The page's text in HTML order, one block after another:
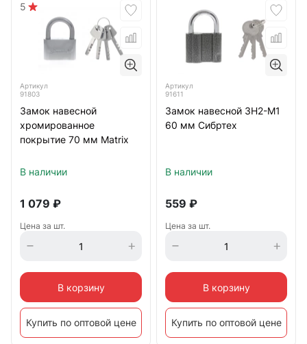
5
Артикул
91803
Замок навесной
хромированное
покрытие 70 мм Matrix
В наличии
1 079 ₽
Цена за шт.
В корзину
Купить по оптовой цене
Артикул
91611
Замок навесной ЗН2-М1
60 мм Сибртех
В наличии
559 ₽
Цена за шт.
В корзину
Купить по оптовой цене